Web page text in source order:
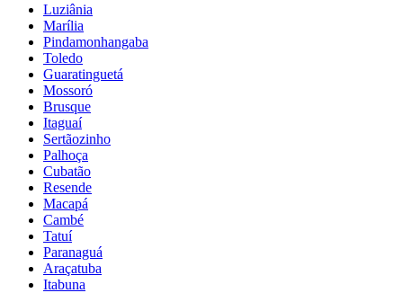
Luziânia
Marília
Pindamonhangaba
Toledo
Guaratinguetá
Mossoró
Brusque
Itaguaí
Sertãozinho
Palhoça
Cubatão
Resende
Macapá
Cambé
Tatuí
Paranaguá
Araçatuba
Itabuna